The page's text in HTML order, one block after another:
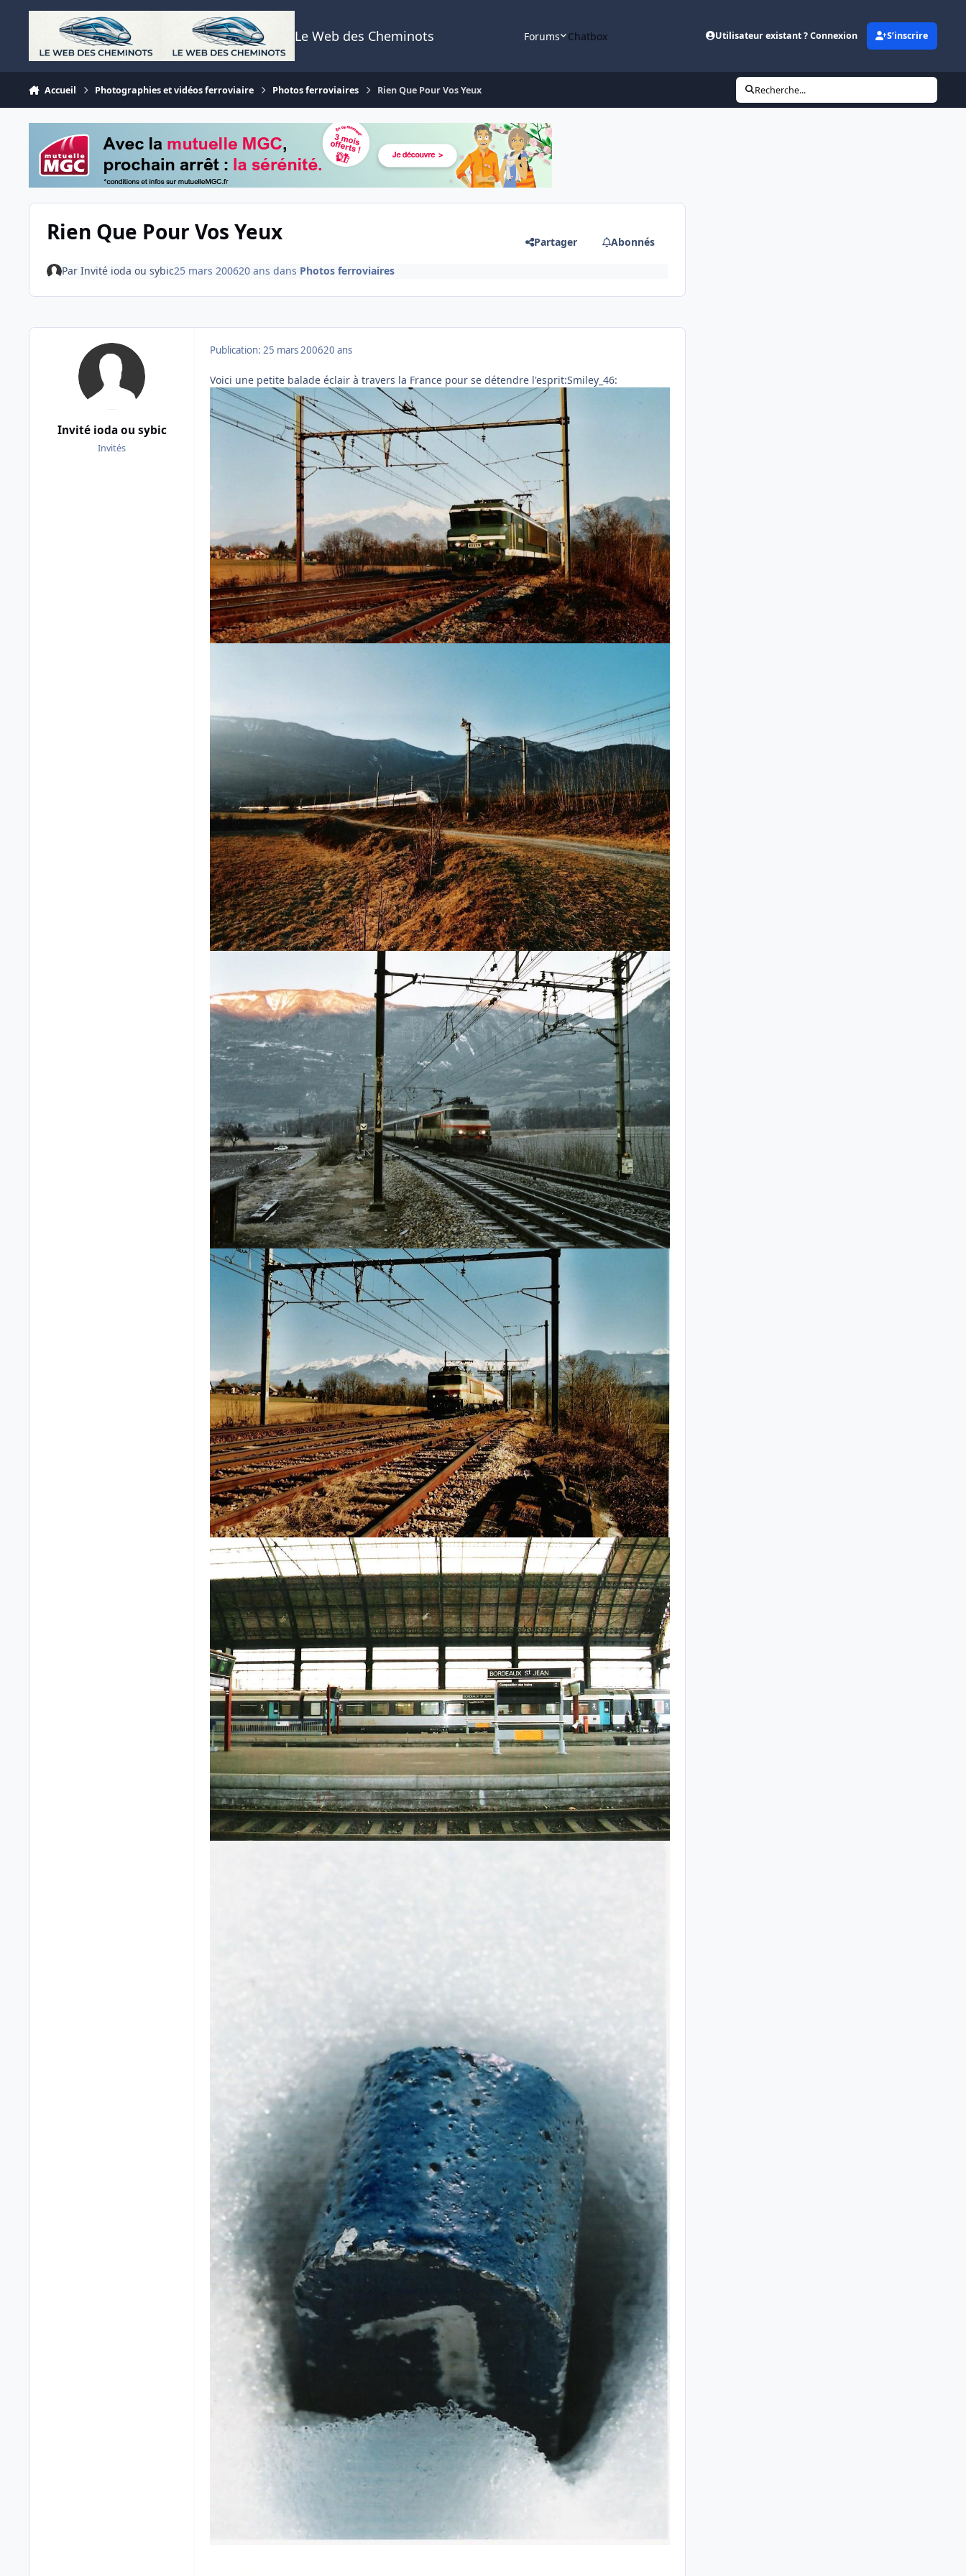
Aller au contenu
Le Web des Cheminots Forums Chatbox Utilisateur existant ? Connexion S’inscrire
Accueil Photographies et vidéos ferroviaire Photos ferroviaires Rien Que Pour Vos Yeux Recherche...
Rien Que Pour Vos Yeux Partager Abonnés
Par Invité ioda ou sybic25 mars 200620 ans dans Photos ferroviaires
Invité ioda ou sybic
Invités
Publication: 25 mars 200620 ans
Voici une petite balade éclair à travers la France pour se détendre l'esprit:Smiley_46: